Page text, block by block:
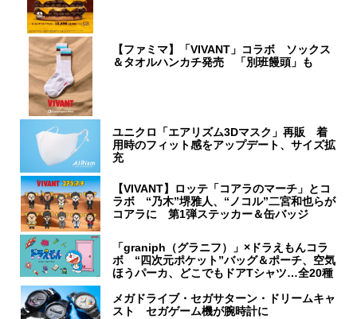
【ファミマ】「VIVANT」コラボ ソックス
＆タオルハンカチ発売 「別班饅頭」も
ユニクロ「エアリズム3Dマスク」再販 着
用時のフィット感をアップデート、サイズ拡
充
【VIVANT】ロッテ「コアラのマーチ」とコ
ラボ “乃木”堺雅人、“ノコル”二宮和也らが
コアラに 第1弾ステッカー＆缶バッジ
「graniph（グラニフ）」×ドラえもんコラ
ボ “四次元ポケット”バッグ＆ポーチ、空気
ほうパーカ、どこでもドアTシャツ…全20種
メガドライブ・セガサターン・ドリームキャ
スト セガゲーム機が腕時計に